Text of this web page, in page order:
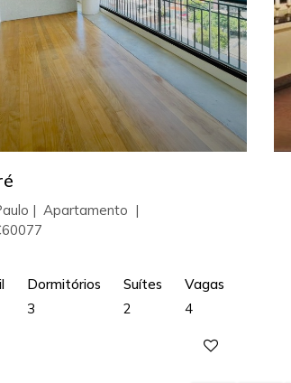
| Apartamento |
Dormitórios
3
Suítes
2
Vagas
4